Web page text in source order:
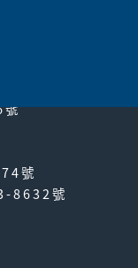
號
號
8632號